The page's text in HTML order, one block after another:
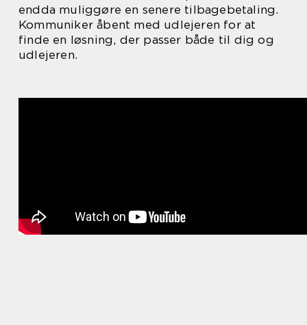
endda muliggøre en senere tilbagebetaling.
Kommuniker åbent med udlejeren for at
finde en løsning, der passer både til dig og
udlejeren.